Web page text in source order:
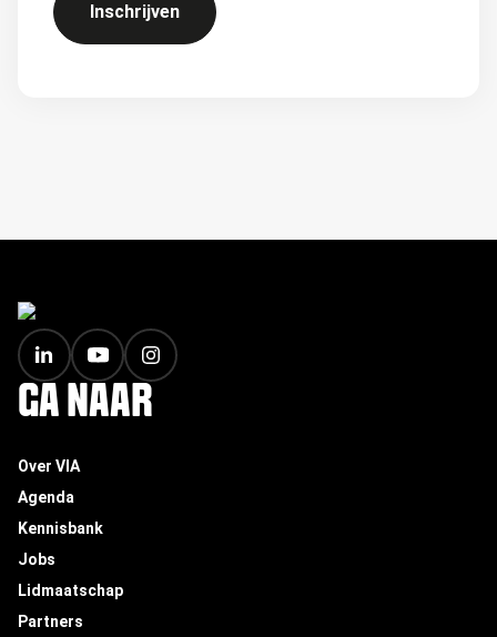
Inschrijven
FOOTER
GA NAAR
Over VIA
Agenda
Kennisbank
Jobs
Lidmaatschap
Partners